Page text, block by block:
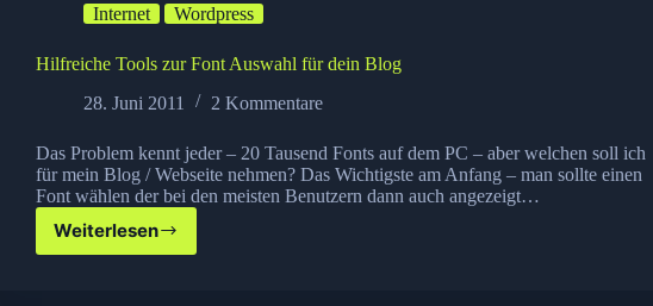
Internet Wordpress
Hilfreiche Tools zur Font Auswahl für dein Blog
28. Juni 2011
2 Kommentare
Das Problem kennt jeder – 20 Tausend Fonts auf dem PC – aber welchen soll ich
für mein Blog / Webseite nehmen? Das Wichtigste am Anfang – man sollte einen
Font wählen der bei den meisten Benutzern dann auch angezeigt…
Weiterlesen
Hilfreiche